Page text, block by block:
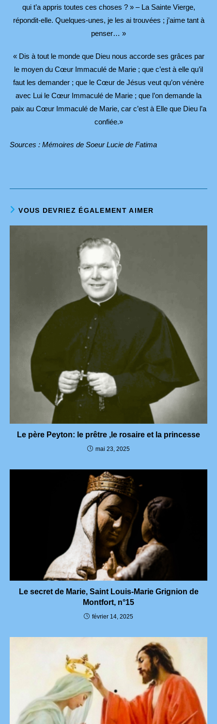
qui t’a appris toutes ces choses ? » – La Sainte Vierge,
répondit-elle. Quelques-unes, je les ai trouvées ; j’aime tant à
penser… »
« Dis à tout le monde que Dieu nous accorde ses grâces par
le moyen du Cœur Immaculé de Marie ; que c’est à elle qu’il
faut les demander ; que le Cœur de Jésus veut qu’on vénère
avec Lui le Cœur Immaculé de Marie ; que l’on demande la
paix au Cœur Immaculé de Marie, car c’est à Elle que Dieu l’a
confiée.»
Sources : Mémoires de Soeur Lucie de Fatima
VOUS DEVRIEZ ÉGALEMENT AIMER
Le père Peyton: le prêtre ,le rosaire et la princesse
mai 23, 2025
Le secret de Marie, Saint Louis-Marie Grignion de
Montfort, n°15
février 14, 2025